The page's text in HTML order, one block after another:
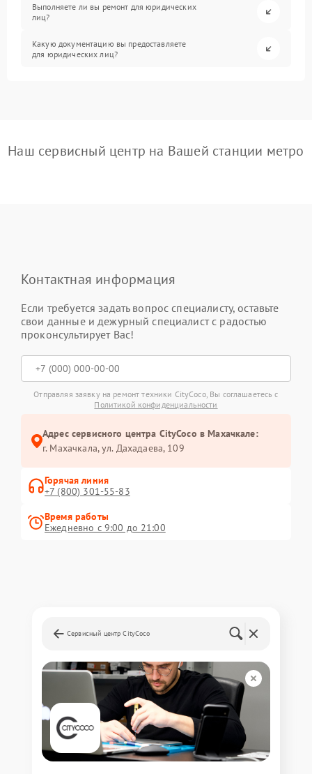
Выполняете ли вы ремонт для юридических
лиц?
Какую документацию вы предоставляете
для юридических лиц?
Наш сервисный центр на Вашей станции метро
Контактная информация
Если требуется задать вопрос специалисту, оставьте
свои данные и дежурный специалист с радостью
проконсультирует Вас!
Отправляя заявку на ремонт техники CityCoco, Вы соглашаетесь с
Политикой конфиденциальности
Адрес сервисного центра CityCoco в Махачкале:
г. Махачкала, ул. Дахадаева, 109
Горячая линия
+7 (800) 301-55-83
Время работы
Ежедневно с 9:00 до 21:00
Сервисный центр CityCoco